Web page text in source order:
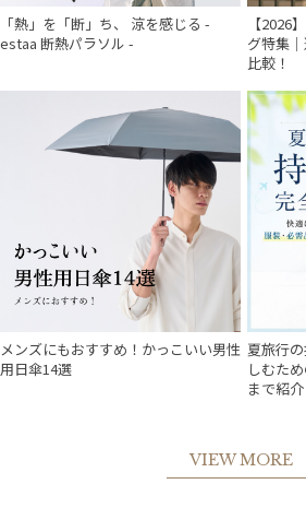
「熱」を「断」ち、 涼を感じる -
estaa 断熱パラソル -
【2026
グ特集
比較！
メンズにもおすすめ！かっこいい男性
用日傘14選
夏旅行
しむた
まで紹介
VIEW MORE